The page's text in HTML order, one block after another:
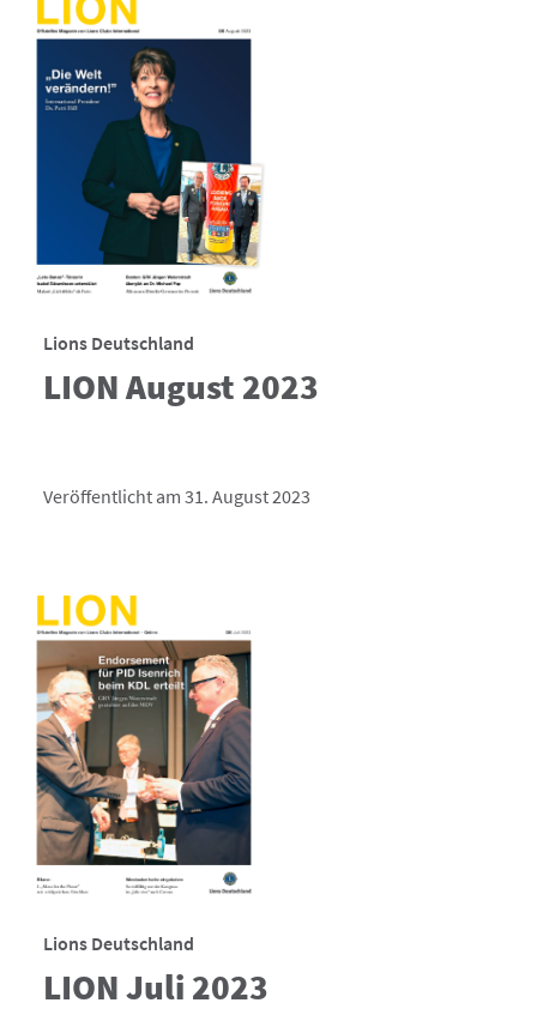
Lions Deutschland
LION August 2023
Veröffentlicht am 31. August 2023
Lions Deutschland
LION Juli 2023